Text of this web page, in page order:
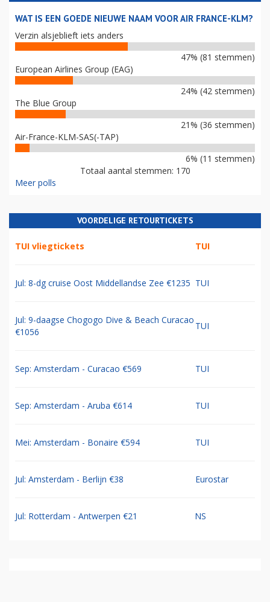
WAT IS EEN GOEDE NIEUWE NAAM VOOR AIR FRANCE-KLM?
Verzin alsjeblieft iets anders
47% (81 stemmen)
European Airlines Group (EAG)
24% (42 stemmen)
The Blue Group
21% (36 stemmen)
Air-France-KLM-SAS(-TAP)
6% (11 stemmen)
Totaal aantal stemmen: 170
Meer polls
VOORDELIGE RETOURTICKETS
TUI vliegtickets TUI
Jul: 8-dg cruise Oost Middellandse Zee €1235 TUI
Jul: 9-daagse Chogogo Dive & Beach Curacao
€1056
TUI
Sep: Amsterdam - Curacao €569 TUI
Sep: Amsterdam - Aruba €614 TUI
Mei: Amsterdam - Bonaire €594 TUI
Jul: Amsterdam - Berlijn €38 Eurostar
Jul: Rotterdam - Antwerpen €21 NS